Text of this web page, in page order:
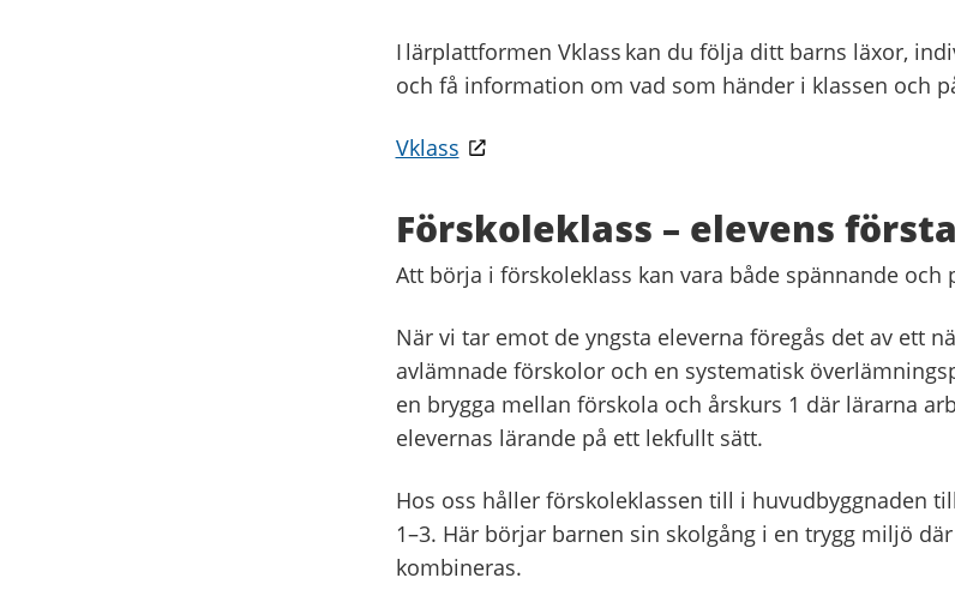
I lärplattformen Vklass kan du följa ditt barns läxor,
och få information om vad som händer i klassen och
Vklass
Förskoleklass – elevens
Att börja i förskoleklass kan vara både spännande och
När vi tar emot de yngsta eleverna föregås det av ett
avlämnade förskolor och en systematisk
en brygga mellan förskola och årskurs 1 där lärarna
elevernas lärande på ett lekfullt sätt.
Hos oss håller förskoleklassen till i huvudbyggnaden
1–3. Här börjar barnen sin skolgång i en trygg miljö
kombineras.